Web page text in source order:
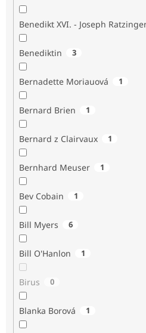
Benedikt XVI. - Joseph
Benediktin 3
Bernadette Moriauová 1
Bernard Brien 1
Bernard z Clairvaux 1
Bernhard Meuser 1
Bev Cobain 1
Bill Myers 6
Bill O'Hanlon 1
Birus 0
Blanka Borová 1